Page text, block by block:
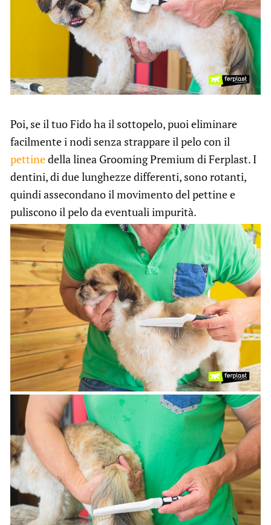
Poi, se il tuo Fido ha il sottopelo, puoi eliminare
facilmente i nodi senza strappare il pelo con il
pettinedella linea Grooming Premium di Ferplast. I
dentini, di due lunghezze differenti, sono rotanti,
quindi assecondano il movimento del pettine e
puliscono il pelo da eventuali impurità.